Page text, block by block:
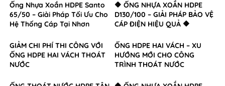
Ống Nhựa Xoắn HDPE Santo
65/50 – Giải Pháp Tối Ưu Cho
Hệ Thống Cáp Tại Nhơn
🔶 ỐNG NHỰA XOẮN HDPE
D130/100 – GIẢI PHÁP BẢO VỆ
CÁP ĐIỆN HIỆU QUẢ 🔶
GIẢM CHI PHÍ THI CÔNG VỚI
ỐNG HDPE HAI VÁCH THOÁT
NƯỚC
ỐNG HDPE HAI VÁCH – XU
HƯỚNG MỚI CHO CÔNG
TRÌNH THOÁT NƯỚC